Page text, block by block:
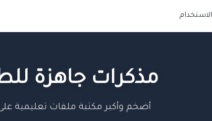
مذكرات جاهزة
أضخم وأكبر مكتبة ملفات تعليمية على